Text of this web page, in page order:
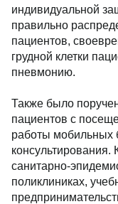
индивидуальной
правильно
пациентов,
грудной клетки
пневмонию.
Также было
пациентов с
работы мобильных
консультирования.
санитарно-
поликлиниках,